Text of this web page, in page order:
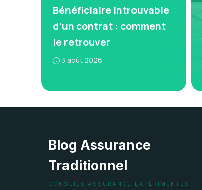
Bénéficiaire introuvable
d’un contrat : comment
le retrouver
3 août 2026
Blog Assurance
Traditionnel
CONSEILS ASSURANCE EXPÉRIMENTÉS